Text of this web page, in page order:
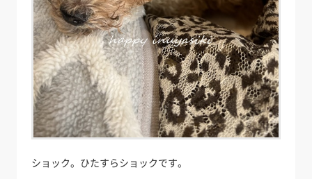
ショック。ひたすらショックです。